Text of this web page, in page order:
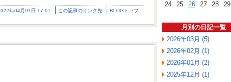
年04月01日 17:07 この記事のリンク先 BLOGトップ
24
25 26 27 28 29
月別の日記一覧
2026年03月 (5)
2026年02月 (1)
2026年01月 (2)
2025年12月 (1)